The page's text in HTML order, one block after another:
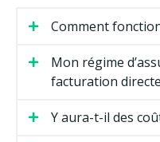
Comment
Mon régime
facturation
Y aura-t-il des